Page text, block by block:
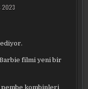
2023
filmi yeni bir
kombinleri